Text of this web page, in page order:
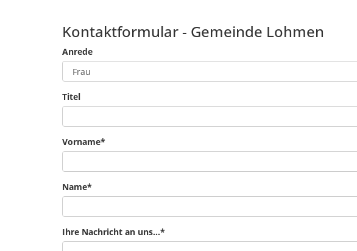
Kontaktformular - Gemeinde Lohmen
Anrede
Titel
Vorname*
Name*
Ihre Nachricht an uns...*